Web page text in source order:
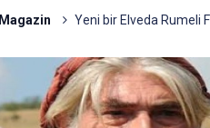
Magazin Yeni bir Elveda Rumeli